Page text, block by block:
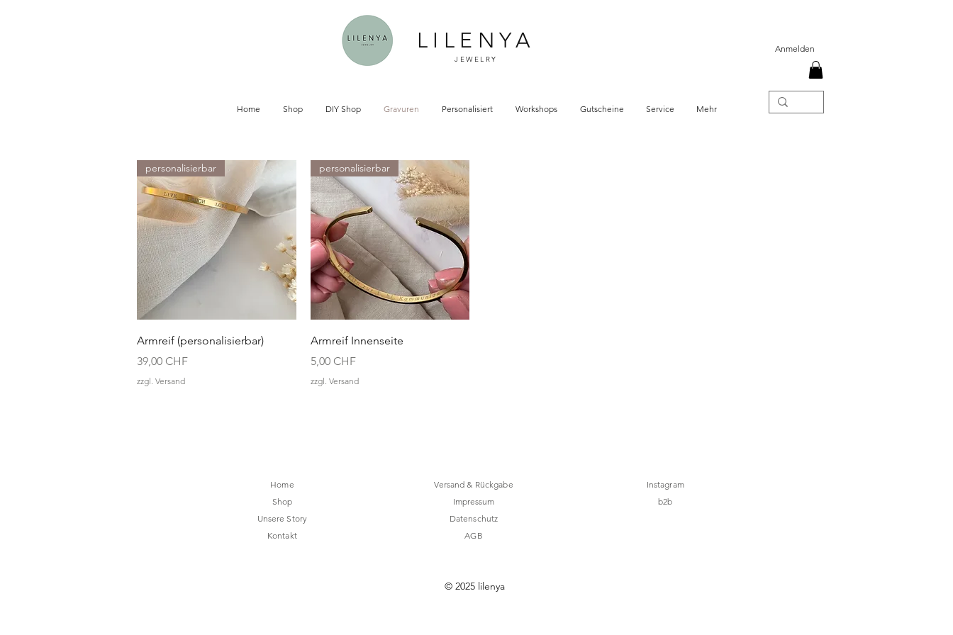
LILENYA
JEWELRY
Anmelden
Home Shop DIY Shop Gravuren Personalisiert Workshops Gutscheine Service Mehr
Schnellansicht
personalisierbar
Armreif (personalisierbar)
Preis
39,00 CHF
zzgl. Versand
Schnellansicht
personalisierbar
Armreif Innenseite
Preis
5,00 CHF
zzgl. Versand
Home
Shop
Unsere Story
Kontakt
Versand & Rückgabe
Impressum
Datenschutz
AGB
Instagram
b2b
© 2025 lilenya